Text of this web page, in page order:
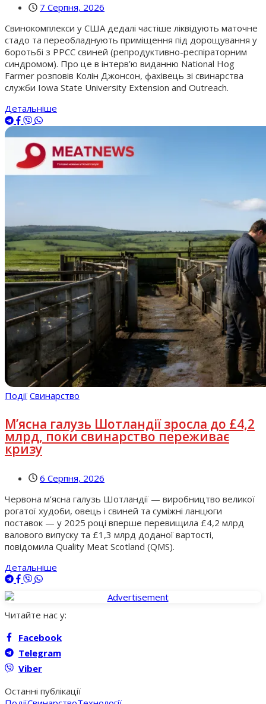
7 Серпня, 2026
Свинокомплекси у США дедалі частіше ліквідують маточне
стадо та переобладнують приміщення під дорощування у
боротьбі з РРСС свиней (репродуктивно-респіраторним
синдромом). Про це в інтерв’ю виданню National Hog
Farmer розповів Колін Джонсон, фахівець зі свинарства
служби Iowa State University Extension and Outreach.
Детальніше
Події Свинарство
М’ясна галузь Шотландії зросла до £4,2
млрд, поки свинарство переживає
кризу
6 Серпня, 2026
Червона м’ясна галузь Шотландії — виробництво великої
рогатої худоби, овець і свиней та суміжні ланцюги
поставок — у 2025 році вперше перевищила £4,2 млрд
валового випуску та £1,3 млрд доданої вартості,
повідомила Quality Meat Scotland (QMS).
Детальніше
Читайте нас у:
Facebook
Telegram
Viber
Останні публікації